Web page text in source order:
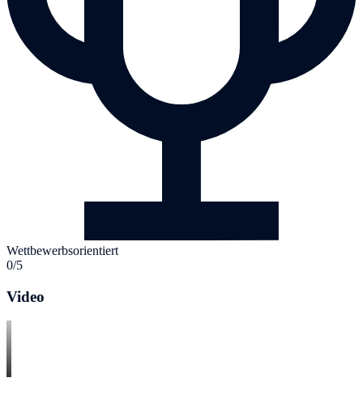
Wettbewerbsorientiert
0/5
Video